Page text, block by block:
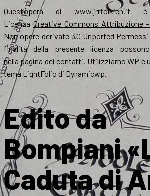
Quest’opera diwww.jrrtolkien.it è
Licenza Creative Commons Attribuzione
Non opere derivate 3.0 Unported
finalità della presente licenza
nella pagina dei contatti. Utilizziamo WP e
tema LightFolio di Dynamicwp.
Edito da
Bompiani
Caduta di